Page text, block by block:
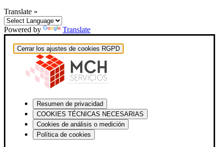
Translate »
Powered by Translate
Cerrar los ajustes de cookies RGPD
Resumen de privacidad
COOKIES TÉCNICAS NECESARIAS
Cookies de análisis o medición
Política de cookies